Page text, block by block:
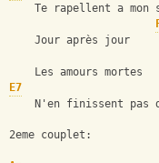
Te rapellent a mon
    Jour après jour
    Les amours mortes
E7
N'en finissent pas
2eme couplet: